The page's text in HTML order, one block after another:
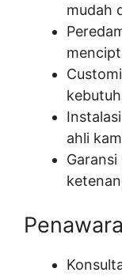
mudah
ahli